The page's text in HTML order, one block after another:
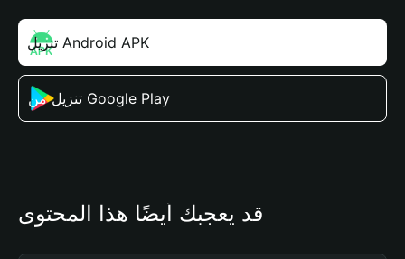
تنزيل Android APK
تنزيل من Google Play
قد يعجبك أيضًا هذا المحتوى